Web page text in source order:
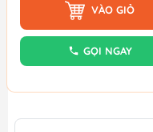
VÀO GIỎ
GỌI NGAY